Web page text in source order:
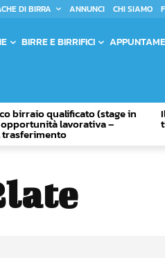
DI BIRRA ANNUNCI CHI SIAMO
BIRRE E BIRRIFICI
birraio qualificato (stage in
lavorativa –